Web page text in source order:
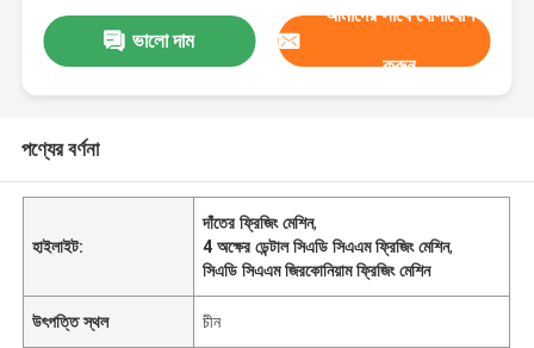
ভালো দাম
আমাদের সাথে যোগাযোগ
করুন
পণ্যের বর্ণনা
হাইলাইট:
দাঁতের ফ্রিজিং মেশিন,
4 অক্ষের ডেন্টাল সিএডি সিএএম ফ্রিজিং মেশিন,
সিএডি সিএএম জিরকোনিয়াম ফ্রিজিং মেশিন
উৎপত্তি স্থল চীন